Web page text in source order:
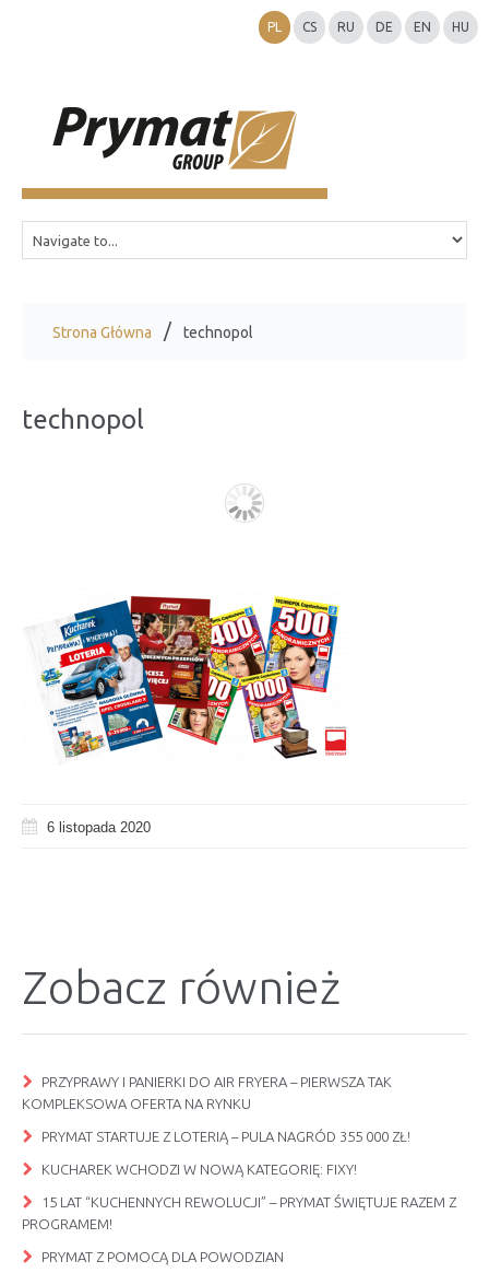
PL CS RU DE EN HU
Strona Główna technopol
technopol
6 listopada 2020
Zobacz również
PRZYPRAWY I PANIERKI DO AIR FRYERA – PIERWSZA TAK
KOMPLEKSOWA OFERTA NA RYNKU
PRYMAT STARTUJE Z LOTERIĄ – PULA NAGRÓD 355 000 ZŁ!
KUCHAREK WCHODZI W NOWĄ KATEGORIĘ: FIXY!
15 LAT “KUCHENNYCH REWOLUCJI” – PRYMAT ŚWIĘTUJE RAZEM Z
PROGRAMEM!
PRYMAT Z POMOCĄ DLA POWODZIAN